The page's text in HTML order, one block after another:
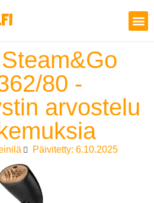
80 -
arvostelu
Päivitetty: 6.10.2025